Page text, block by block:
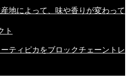
地によって、味や香りが変わって
ト
ティピカをブロックチェーントレ